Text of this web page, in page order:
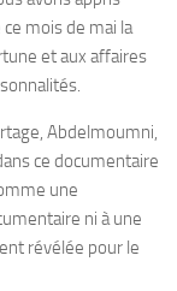
mois de mai la
et aux affaires
Abdelmoumni,
ce documentaire
une
ni à une
révélée pour le